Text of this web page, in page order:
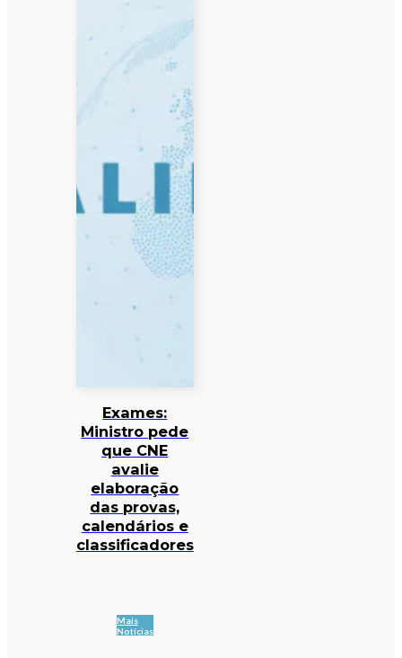
Exames:
Ministro pede
que CNE
avalie
elaboração
das provas,
calendários e
classificadores
Mais
Notícias